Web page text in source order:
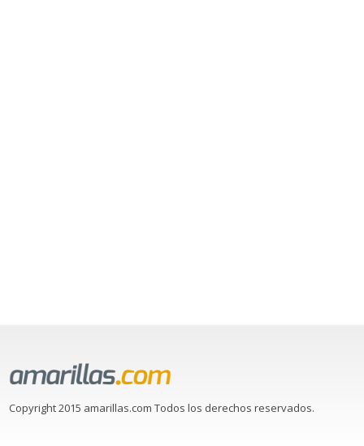
Copyright 2015 amarillas.com Todos los derechos reservados.